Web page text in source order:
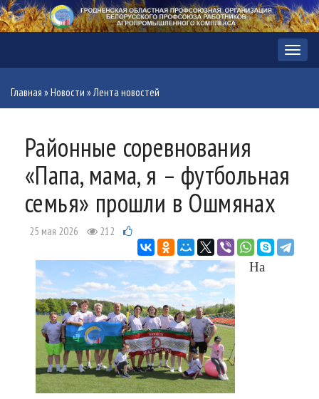
Меню
Главная »Новости »Лента новостей
Районные соревнования
«Папа, мама, я – футбольная
семья» прошли в Ошмянах
25 мая 2026 212
На